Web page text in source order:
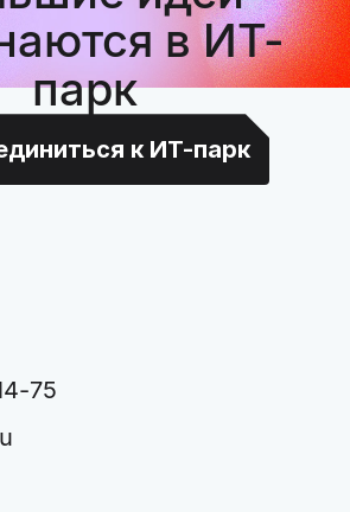
в ИТ-
парк
к ИТ-парк
75